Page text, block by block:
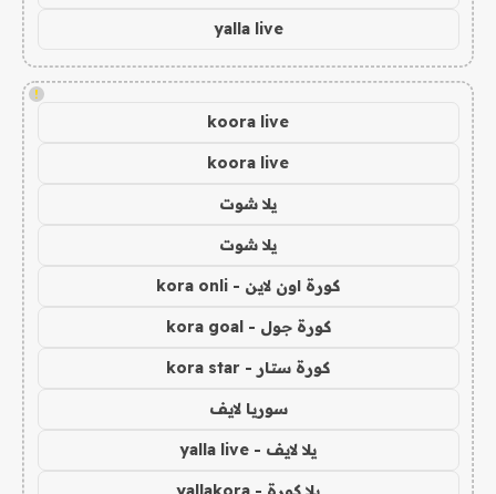
yalla live
!
koora live
koora live
يلا شوت
يلا شوت
كورة اون لاين - kora onli
كورة جول - kora goal
كورة ستار - kora star
سوريا لايف
يلا لايف - yalla live